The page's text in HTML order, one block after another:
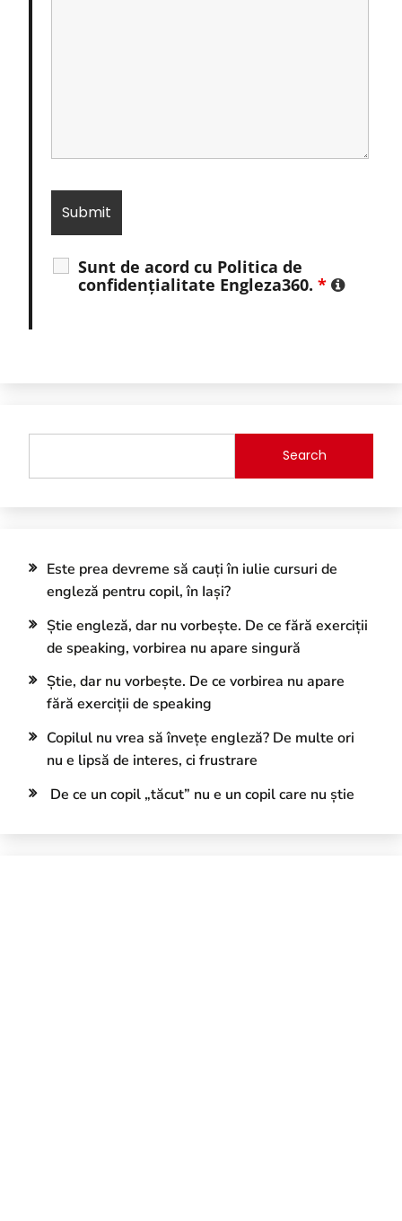
Sunt de acord cu Politica de
confidențialitate Engleza360. *
Search
Este prea devreme să cauți în iulie cursuri de
engleză pentru copil, în Iași?
Știe engleză, dar nu vorbește. De ce fără exerciții
de speaking, vorbirea nu apare singură
Știe, dar nu vorbește. De ce vorbirea nu apare
fără exerciții de speaking
Copilul nu vrea să învețe engleză? De multe ori
nu e lipsă de interes, ci frustrare
De ce un copil „tăcut” nu e un copil care nu știe